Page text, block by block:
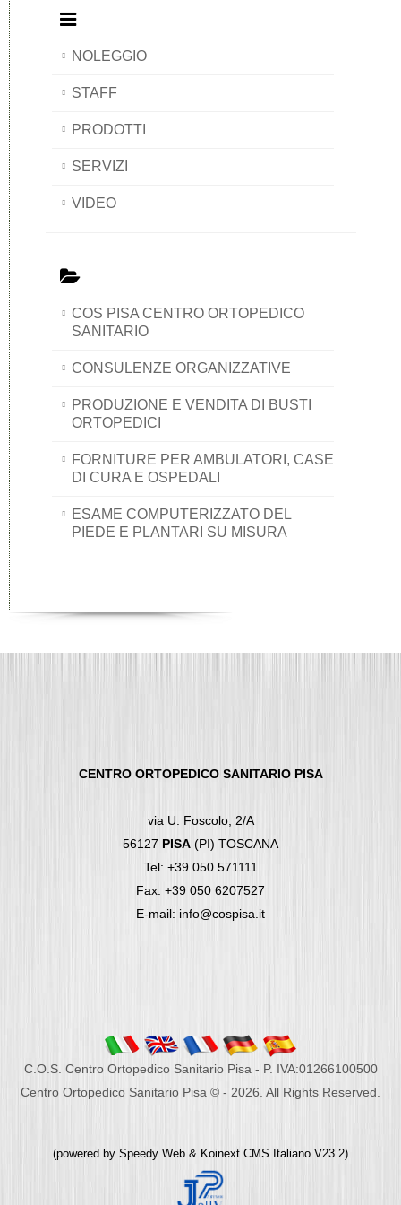
NOLEGGIO
STAFF
PRODOTTI
SERVIZI
VIDEO
COS PISA CENTRO ORTOPEDICO
SANITARIO
CONSULENZE ORGANIZZATIVE
PRODUZIONE E VENDITA DI BUSTI
ORTOPEDICI
FORNITURE PER AMBULATORI, CASE
DI CURA E OSPEDALI
ESAME COMPUTERIZZATO DEL
PIEDE E PLANTARI SU MISURA
CENTRO ORTOPEDICO SANITARIO PISA
via U. Foscolo, 2/A
56127 PISA (PI) TOSCANA
Tel: +39 050 571111
Fax: +39 050 6207527
E-mail: info@cospisa.it
C.O.S. Centro Ortopedico Sanitario Pisa - P. IVA:01266100500
Centro Ortopedico Sanitario Pisa © - 2026. All Rights Reserved.
(powered by Speedy Web & Koinext CMS Italiano V23.2)